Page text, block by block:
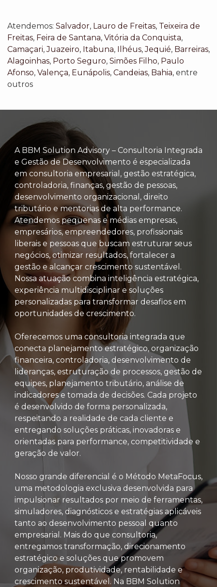
Atendemos: Salvador, Lauro de Freitas, Teixeira de
Freitas, Feira de Santana, Vitória da Conquista,
Camaçari,Juazeiro, Itabuna, Ilhéus,Jequié, Barreiras,
Alagoinhas, Porto Seguro, Simões Filho, Paulo
Afonso, Valença, Eunápolis, Candeias, Bahia, entre
outros
A BBM Solution Advisory – Consultoria Integrada
e Gestão de Desenvolvimento é especializada
em consultoria empresarial, gestão estratégica,
controladoria, finanças, gestão de pessoas,
desenvolvimento organizacional, direito
tributário e mentorias de alta performance.
Atendemos pequenas e médias empresas,
empresários, empreendedores, profissionais
liberais e pessoas que buscam estruturar seus
negócios, otimizar resultados, fortalecer a
gestão e alcançar crescimento sustentável.
Nossa atuação combina inteligência estratégica,
experiência multidisciplinar e soluções
personalizadas para transformar desafios em
oportunidades de crescimento.
Oferecemos uma consultoria integrada que
conecta planejamento estratégico, organização
financeira, controladoria, desenvolvimento de
lideranças, estruturação de processos, gestão de
equipes, planejamento tributário, análise de
indicadores e tomada de decisões. Cada projeto
é desenvolvido de forma personalizada,
respeitando a realidade de cada cliente e
entregando soluções práticas, inovadoras e
orientadas para performance, competitividade e
geração de valor.
Nosso grande diferencial é o Método MetaFocus,
uma metodologia exclusiva desenvolvida para
impulsionar resultados por meio de ferramentas,
simuladores, diagnósticos e estratégias aplicáveis
tanto ao desenvolvimento pessoal quanto
empresarial. Mais do que consultoria,
entregamos transformação, direcionamento
estratégico e soluções que promovem
organização, produtividade, rentabilidade e
crescimento sustentável. Na BBM Solution